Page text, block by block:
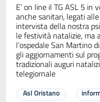
E’ on line il TG ASL 5
anche sanitari, legati
intervista della nostra
le festività natalizie, ma
l’ospedale San Martino
gli aggiornamenti sul
tradizionali auguri
telegiornale
Asl Oristano